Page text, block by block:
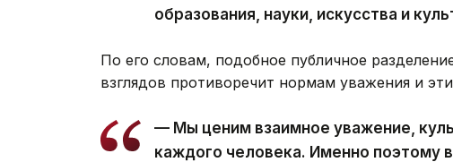
образования, науки, искусства и
По его словам, подобное публичное
взглядов противоречит нормам уважения и
— Мы ценим взаимное уважение,
каждого человека. Именно поэтому